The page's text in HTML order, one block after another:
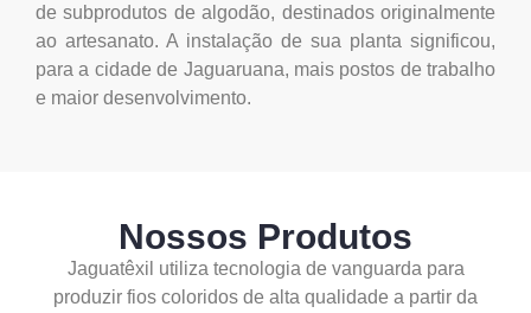
de subprodutos de algodão, destinados originalmente
ao artesanato. A instalação de sua planta significou,
para a cidade de Jaguaruana, mais postos de trabalho
e maior desenvolvimento.
Nossos Produtos
Jaguatêxil utiliza tecnologia de vanguarda para
produzir fios coloridos de alta qualidade a partir da